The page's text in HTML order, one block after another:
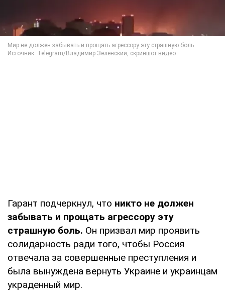
Гарант подчеркнул, что никто не должен
забывать и прощать агрессору эту
страшную боль. Он призвал мир проявить
солидарность ради того, чтобы Россия
отвечала за совершенные преступления и
была вынуждена вернуть Украине и украинцам
украденный мир.